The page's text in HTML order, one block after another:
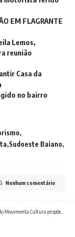
EM FLAGRANTE
Lemos,
reunião
Casa da
no bairro
Sudoeste Baiano
Nenhum comentário
a criação do Plano Municipal de Cultura